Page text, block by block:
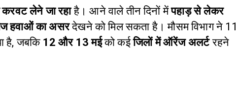
करवट लेने जा रहाहै। आने वाले तीन दिनों मेंपहाड़ से लेकर
हवाओं का असरदेखने को मिल सकता है। मौसम विभाग ने 11
है, जबकि12 और 13 मईको कईजिलों में ऑरेंज अलर्टरहने